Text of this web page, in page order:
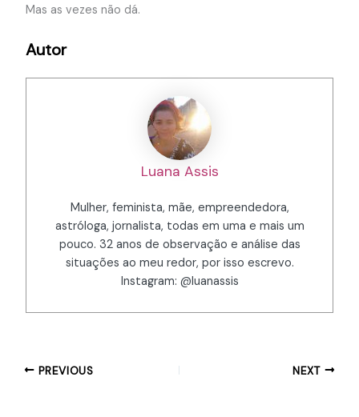
Mas as vezes não dá.
Autor
Luana Assis
Mulher, feminista, mãe, empreendedora,
astróloga, jornalista, todas em uma e mais um
pouco. 32 anos de observação e análise das
situações ao meu redor, por isso escrevo.
Instagram: @luanassis
PREVIOUS NEXT